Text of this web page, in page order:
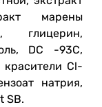
марены
глицерин,
DC -93C,
Cl-
натрия,
SB.